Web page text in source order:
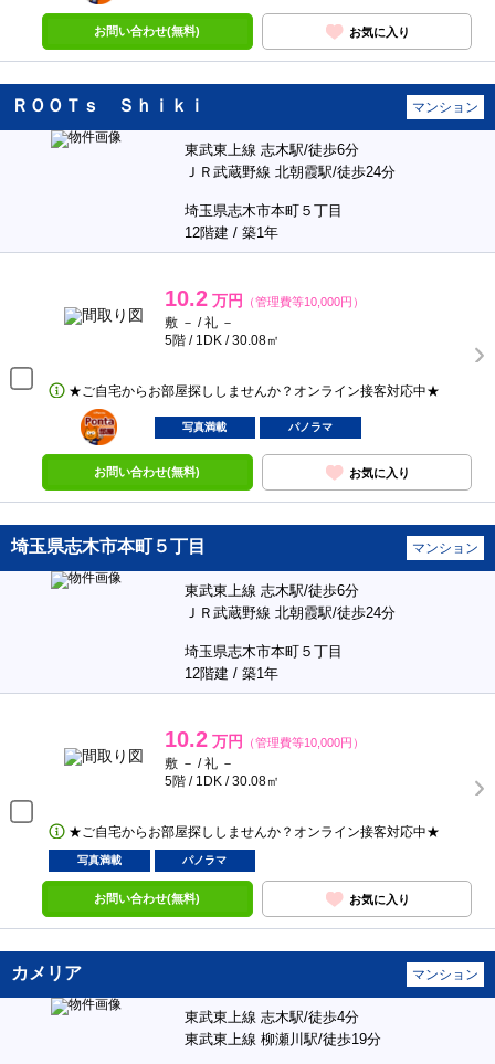
お問い合わせ(無料) お気に入り
ＲＯＯＴｓ Ｓｈｉｋｉ マンション
東武東上線 志木駅/徒歩6分
ＪＲ武蔵野線 北朝霞駅/徒歩24分
埼玉県志木市本町５丁目
12階建 / 築1年
10.2 万円 （管理費等10,000円）
敷 － / 礼 －
5階 / 1DK / 30.08㎡
★ご自宅からお部屋探ししませんか？オンライン接客対応中★
ポンタ
部屋
写真満載 パノラマ
お問い合わせ(無料) お気に入り
埼玉県志木市本町５丁目 マンション
東武東上線 志木駅/徒歩6分
ＪＲ武蔵野線 北朝霞駅/徒歩24分
埼玉県志木市本町５丁目
12階建 / 築1年
10.2 万円 （管理費等10,000円）
敷 － / 礼 －
5階 / 1DK / 30.08㎡
★ご自宅からお部屋探ししませんか？オンライン接客対応中★
写真満載 パノラマ
お問い合わせ(無料) お気に入り
カメリア マンション
東武東上線 志木駅/徒歩4分
東武東上線 柳瀬川駅/徒歩19分